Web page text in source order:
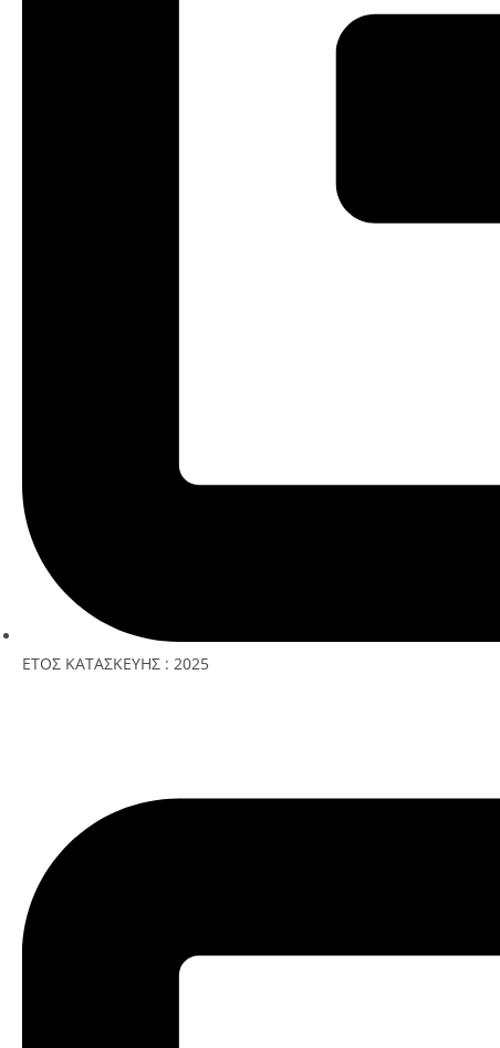
ΕΤΟΣ ΚΑΤΑΣΚΕΥΗΣ : 2025